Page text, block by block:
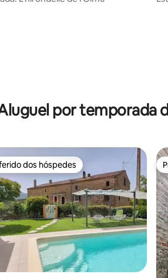
média de 5, 71 avaliações
por temporada
dos hóspedes
dos hóspedes